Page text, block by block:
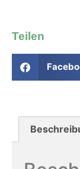
Teilen